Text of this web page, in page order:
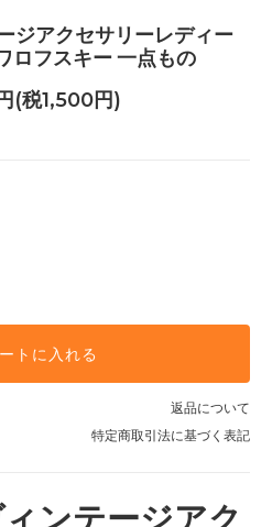
ジアクセサリーレディー
ロフスキー 一点もの
(税1,500円)
トに入れる
返品について
特定商取引法に基づく表記
ィンテージアク